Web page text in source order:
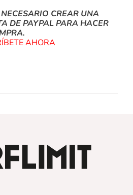
CREAR UNA
DE PAYPAL PARA HACER
AHORA